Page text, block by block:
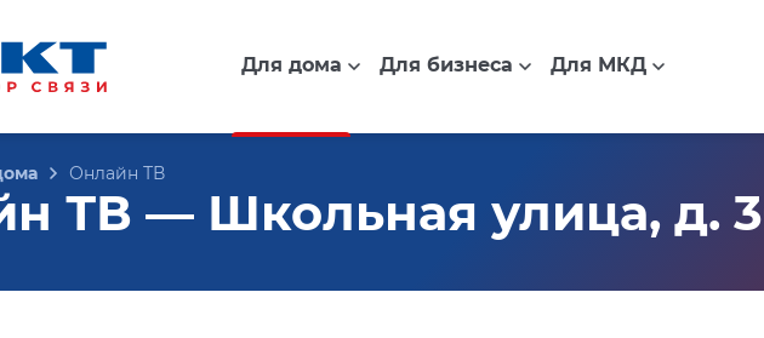
Для дома Для бизнеса Для МКД
Онлайн ТВ
ТВ — Школьная улица, д.